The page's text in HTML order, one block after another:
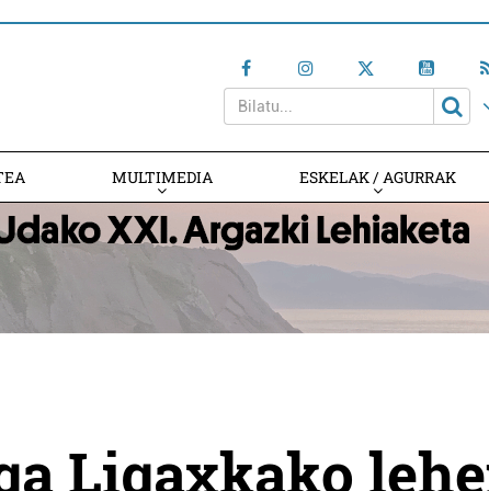
MULTIMEDIA ESKELAK / AGURRAK
Ligaxkako